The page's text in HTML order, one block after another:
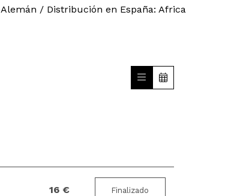
/ Distribución en España: Africa
16 € Finalizado